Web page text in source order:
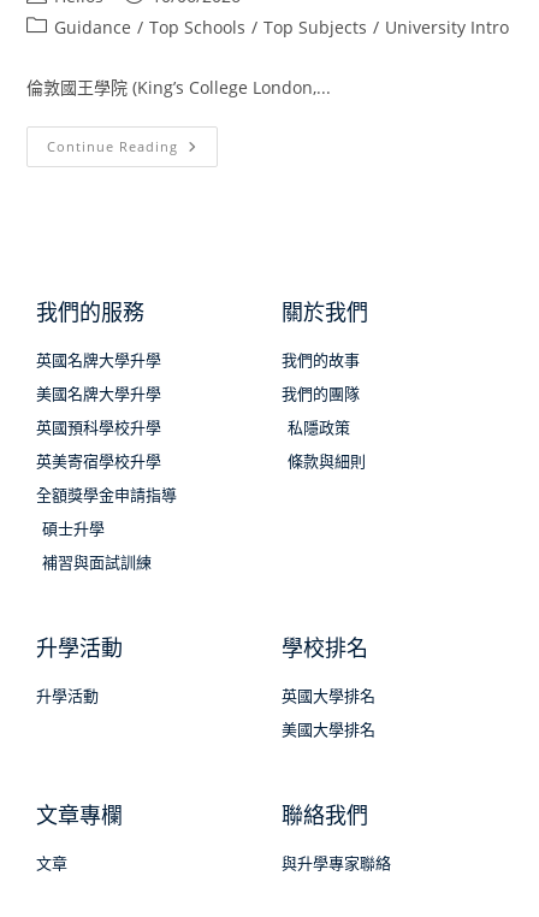
Guidance / Top Schools / Top Subjects / University Intro
倫敦國王學院 (King’s College London,...
Continue Reading
我們的服務
英國名牌大學升學
美國名牌大學升學
英國預科學校升學
英美寄宿學校升學
全額獎學金申請指導
碩士升學
補習與面試訓練
關於我們
我們的故事
我們的團隊
私隱政策
條款與細則
升學活動
升學活動
學校排名
英國大學排名
美國大學排名
文章專欄
文章
聯絡我們
與升學專家聯絡